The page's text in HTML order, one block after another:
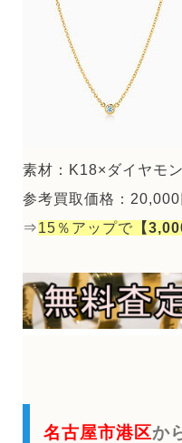
素材：K18×ダイヤモ
参考買取価格：20,000
⇒15％アップで 【
名古屋市港区か